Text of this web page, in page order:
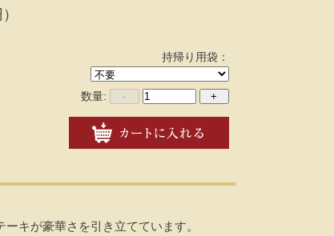
持帰り用袋：
数量: - +
キが豪華さを引き立てています。